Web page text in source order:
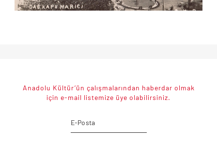
Anadolu Kültür’ün çalışmalarından haberdar olmak
için e-mail listemize üye olabilirsiniz.